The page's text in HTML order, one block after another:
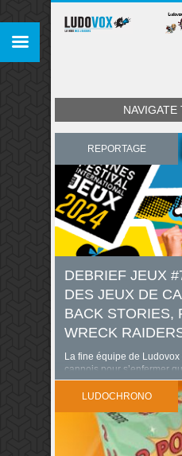
NAVIGATE
REPORTAGE
DEBRIEF JEUX
DES JEUX DE
BACK STORIES,
WRECK
La fine équipe de
cannois pour s’enfermer
des Festivals pour
Jeux de Cannes ! Nous
faire découvrir !) toutes
début d’année, en
Pas facile facile, quand ..
LUDOCHRONO